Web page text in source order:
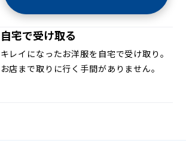
自宅で受け取る
キレイになったお洋服を自宅で受け取り。
お店まで取りに行く手間がありません。